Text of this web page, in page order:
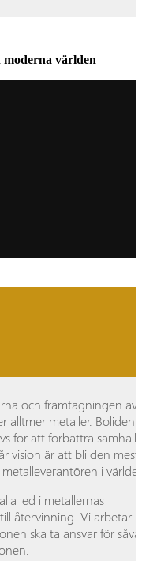
moderna världen
och framtagningen av
alltmer metaller. Boliden
för att förbättra
vision är att bli den mest
i
led i metallernas
återvinning. Vi arbetar
ska ta ansvar för såväl